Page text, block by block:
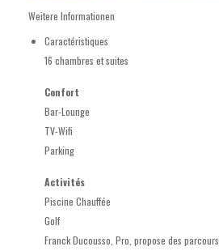
Weitere Informationen
Caractéristiques
16 chambres et suites
Confort
Bar-Lounge
TV-Wifi
Parking
Activités
Piscine Chauffée
Golf
Franck Ducousso, Pro, propose des parcours